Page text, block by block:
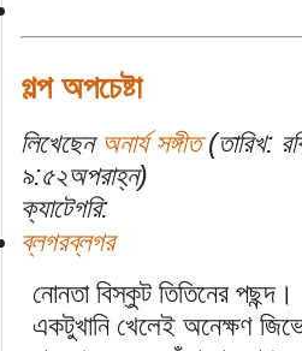
গল্প অপচেষ্টা
লিখেছেন অনার্য সঙ্গীত(তারিখ:
৯:৫২অপরাহ্ন)
ক্যাটেগরি:
ব্লগরব্লগর
নোনতা বিস্কুট তিতিনের
একটুখানি খেলেই অনেক্ষণ